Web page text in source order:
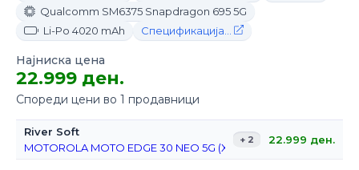
Qualcomm SM6375 Snapdragon 695 5G
Li-Po 4020 mAh
Спецификација...
Најниска цена
22.999 ден.
Спореди цени во 1 продавници
River Soft
MOTOROLA MOTO EDGE 30 NEO 5G (XT2245-1) PL VP 8+128GB
+ 2 22.999 ден.